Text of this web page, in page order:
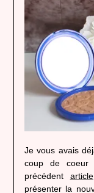
Je vous avais
coup de
précédent article
présenter la